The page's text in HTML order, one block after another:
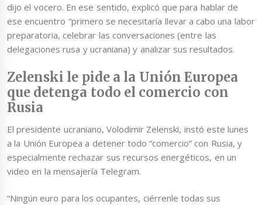
dijo el vocero. En ese sentido, explicó que para hablar de
ese encuentro “primero se necesitaría llevar a cabo una labor
preparatoria, celebrar las conversaciones (entre las
delegaciones rusa y ucraniana) y analizar sus resultados.
Zelenski le pide a la Unión Europea
que detenga todo el comercio con
Rusia
El presidente ucraniano, Volodimir Zelenski, instó este lunes
a la Unión Europea a detener todo “comercio” con Rusia, y
especialmente rechazar sus recursos energéticos, en un
video en la mensajería Telegram.
“Ningún euro para los ocupantes, ciérrenle todas sus